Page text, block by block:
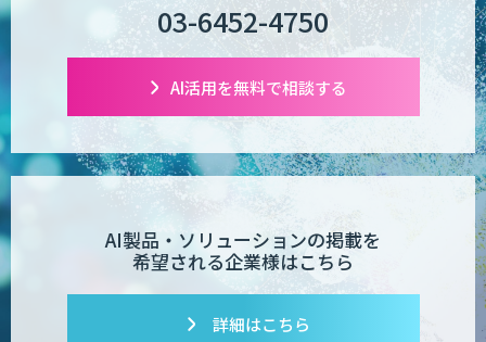
業務特化型AIエージェントの開発支援
「業務AIプロ」
Dify導入支援
03-6452-4750
AI活用を無料で相談する
AI製品・ソリューションの掲載を
希望される企業様はこちら
詳細はこちら